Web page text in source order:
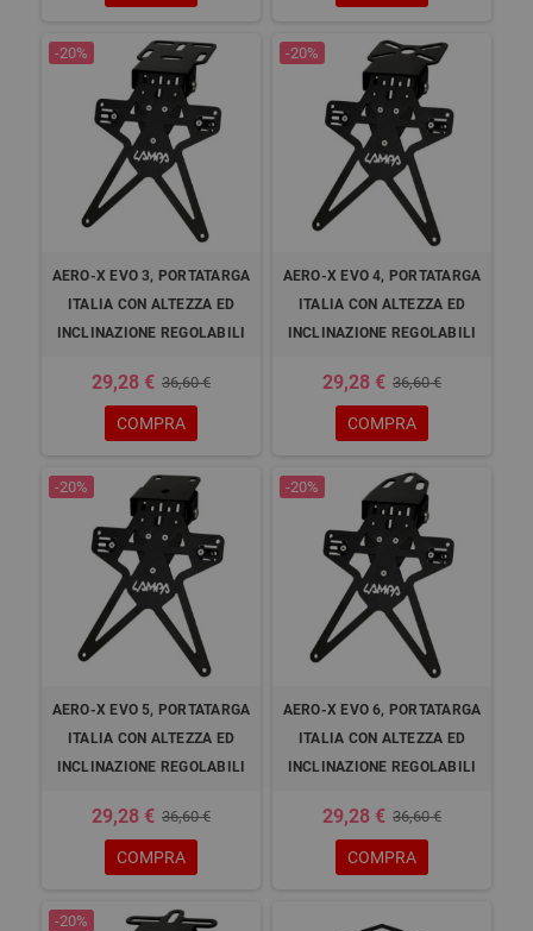
-20%
AERO-X EVO 3, PORTATARGA
ITALIA CON ALTEZZA ED
INCLINAZIONE REGOLABILI
29,28 € 36,60 €
COMPRA
-20%
AERO-X EVO 4, PORTATARGA
ITALIA CON ALTEZZA ED
INCLINAZIONE REGOLABILI
29,28 € 36,60 €
COMPRA
-20%
AERO-X EVO 5, PORTATARGA
ITALIA CON ALTEZZA ED
INCLINAZIONE REGOLABILI
29,28 € 36,60 €
COMPRA
-20%
AERO-X EVO 6, PORTATARGA
ITALIA CON ALTEZZA ED
INCLINAZIONE REGOLABILI
29,28 € 36,60 €
COMPRA
-20%